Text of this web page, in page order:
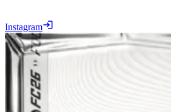
Instagram